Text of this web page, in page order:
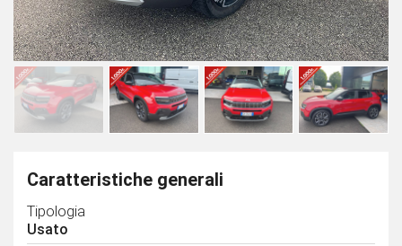
Caratteristiche generali
Tipologia
Usato